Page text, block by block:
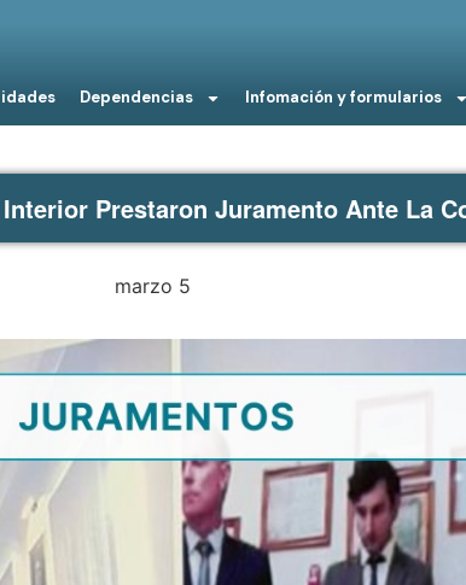
Dependencias Infomación y formularios
Prestaron Juramento Ante La
marzo 5